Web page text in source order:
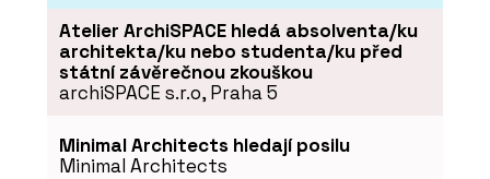
Prosklené příčky Dorsis i tam, kde je
nečekáte
Atelier ArchiSPACE hledá absolventa/ku
architekta/ku nebo studenta/ku před
státní závěrečnou zkouškou
archiSPACE s.r.o, Praha 5
Minimal Architects hledají posilu
Minimal Architects